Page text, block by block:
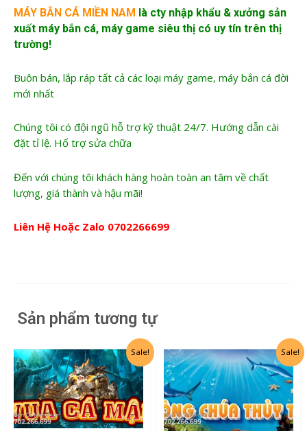
MÁY BẮN CÁ MIỀN NAM là cty nhập khẩu & xưởng sản
xuất máy bắn cá, máy game siêu thị có uy tín trên thị
trường!
Buôn bán, lắp ráp tất cả các loại máy game, máy bắn cá đời
mới nhất
Chúng tôi có đội ngũ hỗ trợ kỹ thuật 24/7. Hướng dẫn cài
đặt tỉ lệ. Hổ trợ sửa chữa
Đến với chúng tôi khách hàng hoàn toàn an tâm về chất
lượng, giá thành và hậu mãi!
Liên Hệ Hoặc Zalo 0702266699
Sản phẩm tương tự
Sale!
Giá
gốc
là:
12.500.000₫.
Giá
hiện
tại
là:
7.500.000₫.
Sale!
Giá
gốc
là:
12.500.000₫.
Giá
hiện
tại
là: